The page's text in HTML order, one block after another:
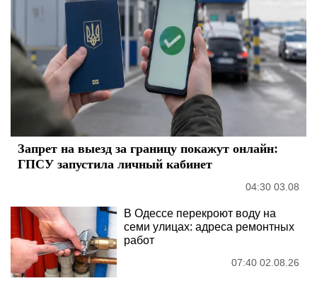
Запрет на выезд за границу покажут онлайн:
ГПСУ запустила личный кабинет
04:30 03.08
В Одессе перекроют воду на
семи улицах: адреса ремонтных
работ
07:40 02.08.26